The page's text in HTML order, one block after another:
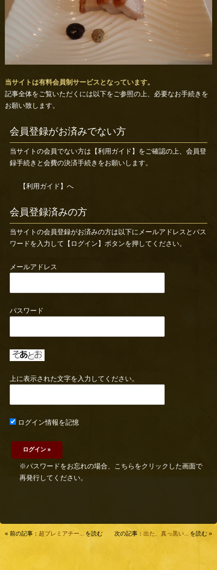
当サイトは有料会員制サービスとなっています。
記事全体をご覧いただくには以下をご参照の上、必要なお手続きを
お願い致します。
会員登録がお済みでない方
当サイトの会員でない方は 【利用ガイド】 をご確認の上、会員登
録手続きと会費の決済手続きをお願いします。
【利用ガイド】へ
会員登録済みの方
当サイトの会員登録がお済みの方は以下にメールアドレスとパス
ワードを入力して【ログイン】ボタンを押してください。
メールアドレス
パスワード
上に表示された文字を入力してください。
ログイン情報を記憶
※パスワードをお忘れの場合、こちらをクリックした画面で
再発行してください。
« 前の記事： 超プレミアチー... を読む 次の記事： 出た、真っ黒い... を読む »